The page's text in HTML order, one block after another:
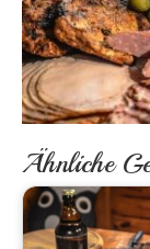
Ähnliche